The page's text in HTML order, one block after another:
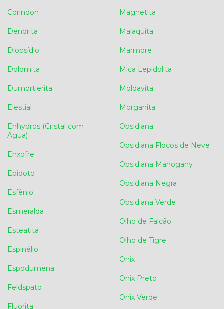
Corindon
Dendrita
Diopsídio
Dolomita
Dumortierita
Elestial
Enhydros (Cristal com
Água)
Enxofre
Epidoto
Esfênio
Esmeralda
Esteatita
Espinélio
Espodumena
Feldspato
Fluorita
Magnetita
Malaquita
Marmore
Mica Lepidolita
Moldavita
Morganita
Obsidiana
Obsidiana Flocos de Neve
Obsidiana Mahogany
Obsidiana Negra
Obsidiana Verde
Olho de Falcão
Olho de Tigre
Onix
Onix Preto
Onix Verde